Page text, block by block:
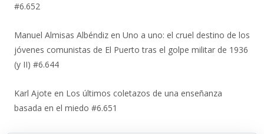
#6.652
Manuel Almisas Albéndiz en Uno a uno: el cruel destino de los
jóvenes comunistas de El Puerto tras el golpe militar de 1936
(y II) #6.644
Karl Ajote en Los últimos coletazos de una enseñanza
basada en el miedo #6.651